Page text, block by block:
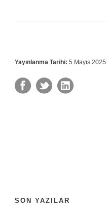
Yayınlanma Tarihi: 5 Mayıs 2025
SON YAZILAR